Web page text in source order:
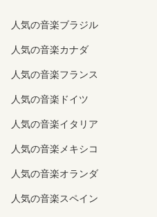
人気の音楽ブラジル
人気の音楽カナダ
人気の音楽フランス
人気の音楽ドイツ
人気の音楽イタリア
人気の音楽メキシコ
人気の音楽オランダ
人気の音楽スペイン